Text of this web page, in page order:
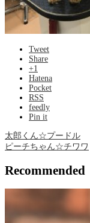
Tweet
Share
+1
Hatena
Pocket
RSS
feedly
Pin it
太郎くん☆プードル
ピーチちゃん☆チワワ
Recommended